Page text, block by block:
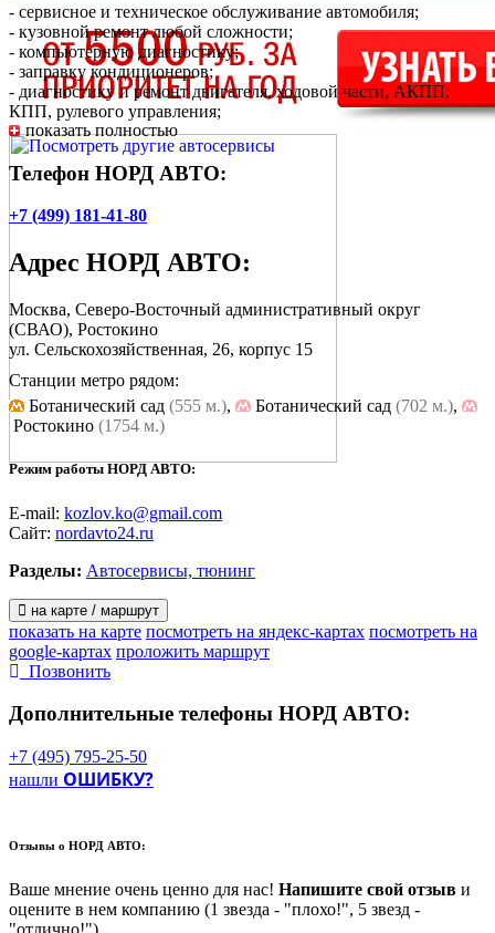
- сервисное и техническое обслуживание автомобиля;
- кузовной ремонт любой сложности;
- компьютерную диагностику;
- заправку кондиционеров;
- диагностику и ремонт двигателя, ходовой части, АКПП,
КПП, рулевого управления;
- шиномонтаж и балансировку колес;
- ремонт электрооборудования.
показать полностью
Телефон НОРД АВТО:
+7 (499) 181-41-80
Адрес НОРД АВТО:
Москва, Северо-Восточный административный округ
(СВАО), Ростокино
ул. Сельскохозяйственная, 26, корпус 15
Станции метро рядом:
Ботанический сад (555 м.), Ботанический сад (702 м.),
Ростокино (1754 м.)
Режим работы НОРД АВТО:
E-mail: kozlov.ko@gmail.com
Сайт: nordavto24.ru
Разделы: Автосервисы, тюнинг
на карте / маршрут
показать на карте посмотреть на яндекс-картах посмотреть на
google-картах проложить маршрут
Позвонить
Дополнительные телефоны НОРД АВТО:
+7 (495) 795-25-50
нашли ОШИБКУ?
Отзывы о НОРД АВТО:
Ваше мнение очень ценно для нас! Напишите свой отзыв и
оцените в нем компанию (1 звезда - "плохо!", 5 звезд -
"отлично!")